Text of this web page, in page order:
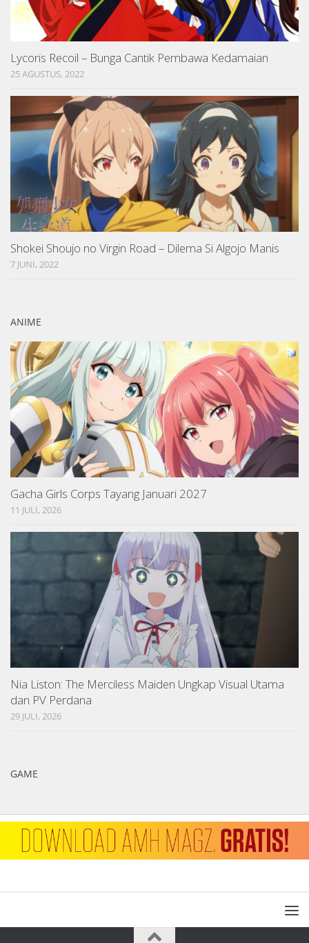
Lycoris Recoil – Bunga Cantik Pembawa Kedamaian
25 AGUSTUS, 2022
Shokei Shoujo no Virgin Road – Dilema Si Algojo Manis
7 JUNI, 2022
ANIME
Gacha Girls Corps Tayang Januari 2027
11 JULI, 2026
Nia Liston: The Merciless Maiden Ungkap Visual Utama
dan PV Perdana
29 JULI, 2026
GAME